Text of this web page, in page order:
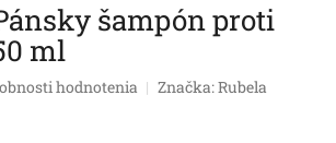
šampón proti
ml
hodnotenia Značka:Rubela